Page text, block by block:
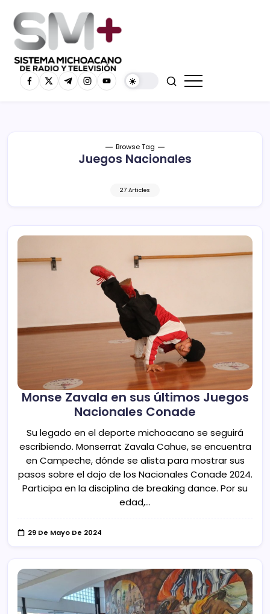
Browse Tag
Juegos Nacionales
27 Articles
Monse Zavala en sus últimos Juegos
Nacionales Conade
Su legado en el deporte michoacano se seguirá
escribiendo. Monserrat Zavala Cahue, se encuentra
en Campeche, dónde se alista para mostrar sus
pasos sobre el dojo de los Nacionales Conade 2024.
Participa en la disciplina de breaking dance. Por su
edad,…
29 De Mayo De 2024